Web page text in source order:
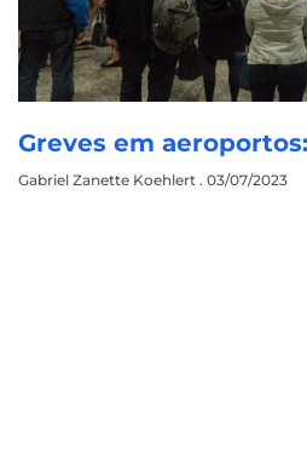
Greves em
Gabriel Zanette Koehlert 03/07/2023